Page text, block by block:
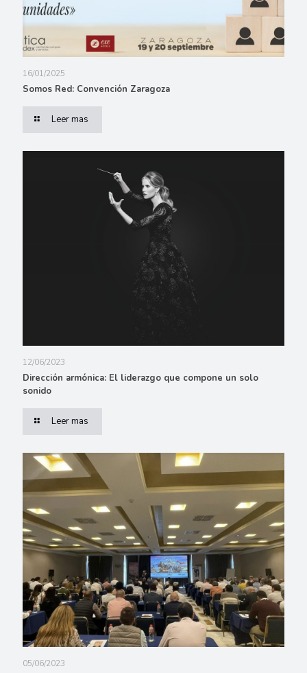
16/01/2025
Somos Red: Convención Zaragoza
Leer mas
12/06/2023
Dirección armónica: El liderazgo que compone un solo
sonido
Leer mas
05/06/2023